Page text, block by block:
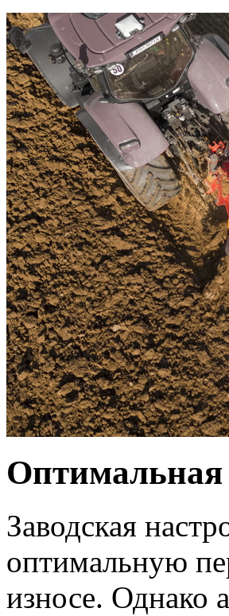
Оптимальная
Заводская
оптимальную
износе. Однако